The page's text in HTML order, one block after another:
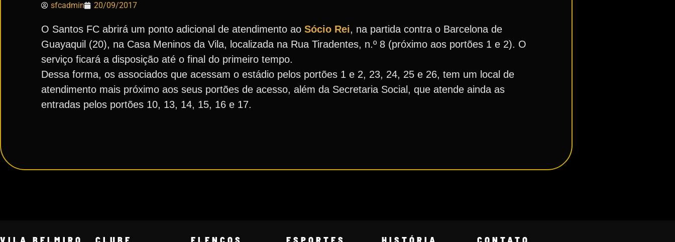
sfcadmin 20/09/2017
O Santos FC abrirá um ponto adicional de atendimento ao Sócio Rei, na partida contra o Barcelona de
Guayaquil (20), na Casa Meninos da Vila, localizada na Rua Tiradentes, n.º 8 (próximo aos portões 1 e 2). O
serviço ficará a disposição até o final do primeiro tempo.
Dessa forma, os associados que acessam o estádio pelos portões 1 e 2, 23, 24, 25 e 26, tem um local de
atendimento mais próximo aos seus portões de acesso, além da Secretaria Social, que atende ainda as
entradas pelos portões 10, 13, 14, 15, 16 e 17.